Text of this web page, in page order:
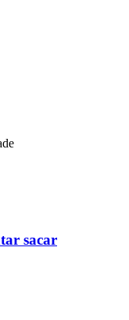
sacar